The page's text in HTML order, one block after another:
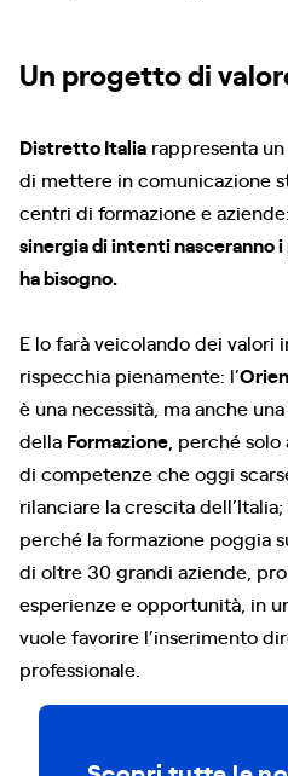
Un progetto di
Distretto Italia rappresenta
di mettere in comunicazione
centri di formazione e aziende:
sinergia di intenti nasceranno
ha bisogno.
E lo farà veicolando dei valori
rispecchia pienamente: l’
è una necessità, ma anche
della Formazione , perché
di competenze che oggi
rilanciare la crescita dell’Italia;
perché la formazione poggia
di oltre 30 grandi aziende,
esperienze e opportunità, in
vuole favorire l’inserimento
professionale.